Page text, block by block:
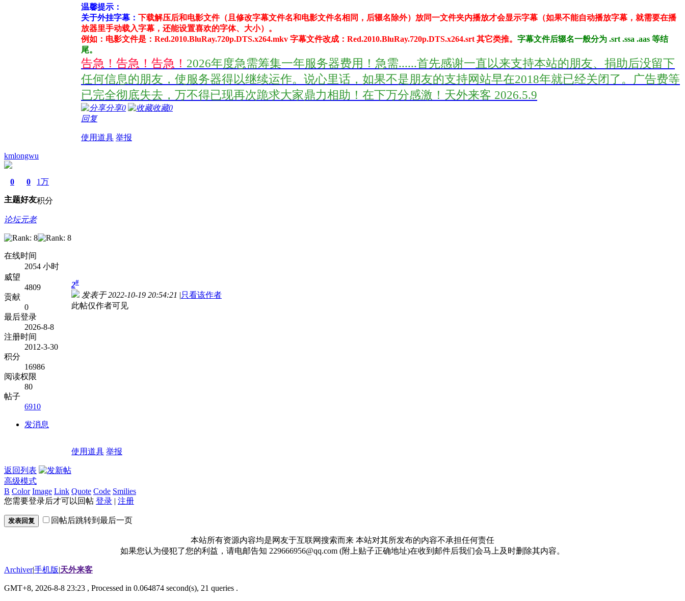
温馨提示：
关于外挂字幕： 下载解压后和电影文件（且修改字幕文件名和电影文件名相同，后辍名除外）放同一文件夹内播放才会显示字幕（如果不能自动播放字幕，就需要在播
放器里手动载入字幕，还能设置喜欢的字体、大小）。
例如：电影文件是：Red.2010.BluRay.720p.DTS.x264.mkv 字幕文件改成：Red.2010.BluRay.720p.DTS.x264.srt 其它类推。 字幕文件后辍名一般分为 .srt .ssa .aas 等结
尾。
告急！告急！告急！ 2026年度急需筹集一年服务器费用！急需......首先感谢一直以来支持本站的朋友、捐助后没留下
任何信息的朋友，使服务器得以继续运作。说心里话，如果不是朋友的支持网站早在2018年就已经关闭了。广告费等
已完全彻底失去，万不得已现再次跪求大家鼎力相助！在下万分感激！天外来客 2026.5.9
分享0 收藏0
回复
使用道具 举报
kmlongwu
0
主题
0
好友
1万
积分
论坛元老
在线时间
2054 小时
威望
4809
贡献
0
最后登录
2026-8-8
注册时间
2012-3-30
积分
16986
阅读权限
80
帖子
6910
发消息
2#
发表于 2022-10-19 20:54:21 |只看该作者
此帖仅作者可见
使用道具 举报
返回列表
高级模式
B Color Image Link Quote Code Smilies
您需要登录后才可以回帖 登录 | 注册
发表回复 回帖后跳转到最后一页
本站所有资源内容均是网友于互联网搜索而来 本站对其所发布的内容不承担任何责任
如果您认为侵犯了您的利益，请电邮告知 229666956@qq.com (附上贴子正确地址)在收到邮件后我们会马上及时删除其内容。
Archiver|手机版|天外来客
GMT+8, 2026-8-8 23:23 , Processed in 0.064874 second(s), 21 queries .